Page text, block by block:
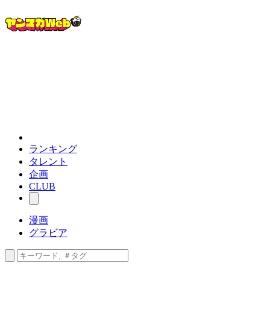
ランキング
タレント
企画
CLUB
漫画
グラビア